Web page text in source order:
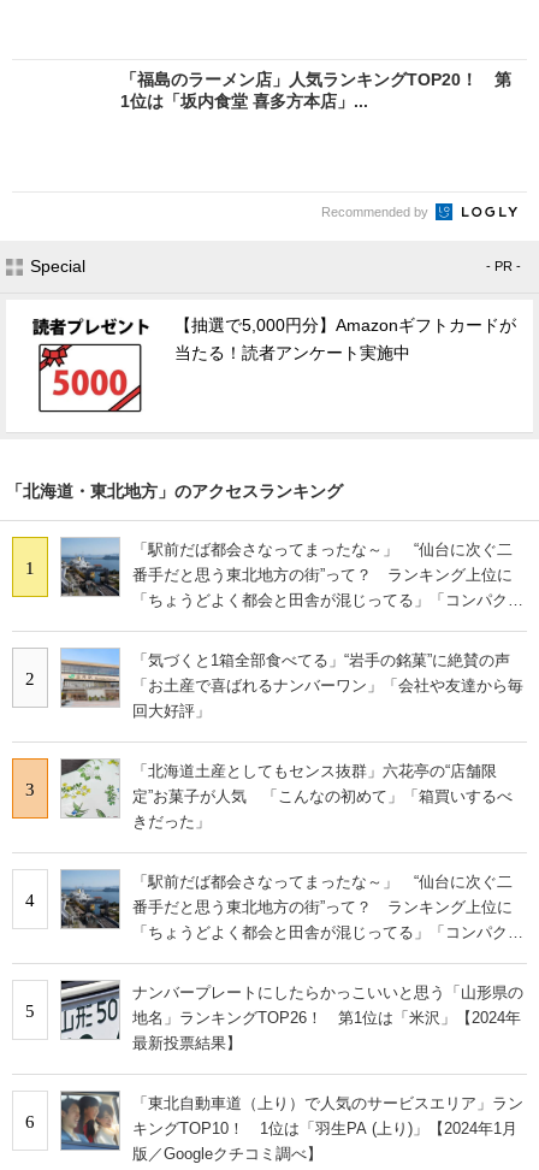
「福島のラーメン店」人気ランキングTOP20！ 第
1位は「坂内食堂 喜多方本店」...
Recommended by
Special - PR -
【抽選で5,000円分】Amazonギフトカードが
当たる！読者アンケート実施中
「北海道・東北地方」のアクセスランキング
1
「駅前だば都会さなってまったな～」 “仙台に次ぐ二
番手だと思う東北地方の街”って？ ランキング上位に
「ちょうどよく都会と田舎が混じってる」「コンパクト
2
「気づくと1箱全部食べてる」“岩手の銘菓”に絶賛の声
「お土産で喜ばれるナンバーワン」「会社や友達から毎
回大好評」
3
「北海道土産としてもセンス抜群」六花亭の“店舗限
定”お菓子が人気 「こんなの初めて」「箱買いするべ
きだった」
4
「駅前だば都会さなってまったな～」 “仙台に次ぐ二
番手だと思う東北地方の街”って？ ランキング上位に
「ちょうどよく都会と田舎が混じってる」「コンパクト
5
ナンバープレートにしたらかっこいいと思う「山形県の
地名」ランキングTOP26！ 第1位は「米沢」【2024年
最新投票結果】
6
「東北自動車道（上り）で人気のサービスエリア」ラン
キングTOP10！ 1位は「羽生PA (上り)」【2024年1月
版／Googleクチコミ調べ】